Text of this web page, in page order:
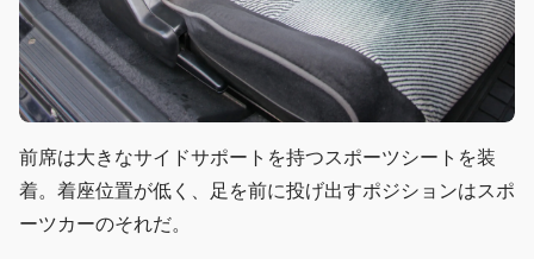
前席は大きなサイドサポートを持つスポーツシートを装
着。着座位置が低く、足を前に投げ出すポジションはスポ
ーツカーのそれだ。